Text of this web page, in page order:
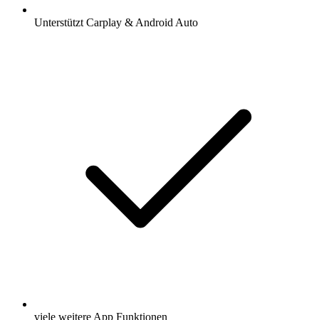
Unterstützt Carplay & Android Auto
viele weitere App Funktionen